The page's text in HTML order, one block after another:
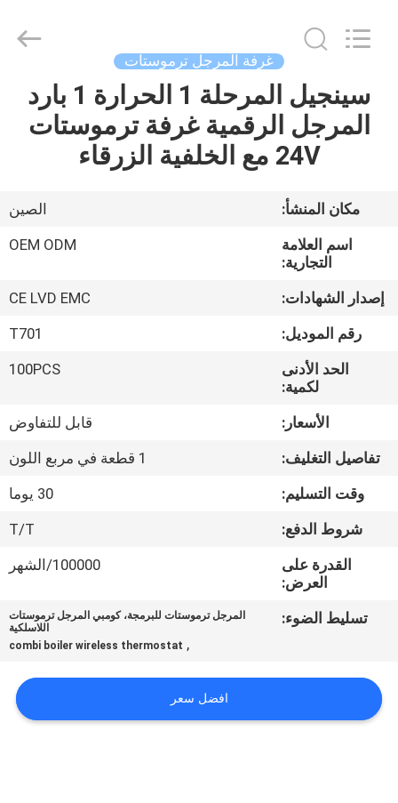
بيت
منتجات
عرض
الواقع
الافتراضي
معلومات
في
المعمل
رقابة
جودة
اتصل
اطلب
Limited.
غرفة المرجل ترموستات
سينجيل المرحلة 1 الحرارة 1 بارد
المرجل الرقمية غرفة ترموستات
24V مع الخلفية الزرقاء
مكان المنشأ:
الصين
اسم العلامة
التجارية:
OEM ODM
إصدار الشهادات:
CE LVD EMC
رقم الموديل:
T701
الحد الأدنى
لكمية:
100PCS
الأسعار:
قابل للتفاوض
تفاصيل التغليف:
1 قطعة في مربع اللون
وقت التسليم:
30 يوما
شروط الدفع:
T/T
القدرة على
العرض:
100000/الشهر
تسليط الضوء:
المرجل ترموستات للبرمجة، كومبي المرجل ترموستات
اللاسلكية
,
combi boiler wireless thermostat
افضل سعر